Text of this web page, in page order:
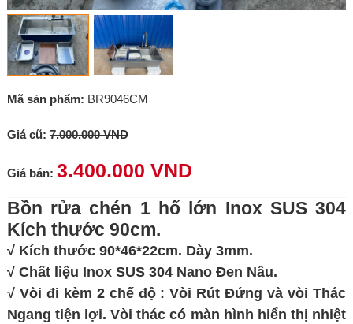
Mã sản phẩm: BR9046CM
Giá cũ: 7.000.000 VND
Giá bán: 3.400.000 VND
Bồn rửa chén 1 hố lớn Inox SUS 304
Kích thước 90cm.
√ Kích thước 90*46*22cm. Dày 3mm.
√ Chất liệu Inox SUS 304 Nano Đen Nâu.
√ Vòi đi kèm 2 chế độ : Vòi Rút Đứng và vòi Thác
Ngang tiện lợi. Vòi thác có màn hình hiển thị nhiệt